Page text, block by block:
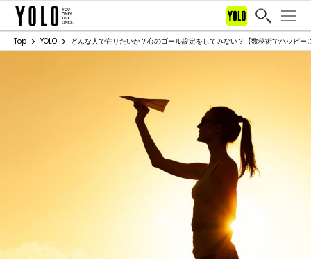
Top YOLO どんな人で在りたいか？心のゴール設定をしてみない？【数秘術でハッピー